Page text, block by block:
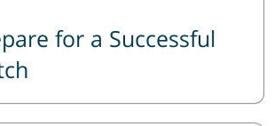
for a Successful